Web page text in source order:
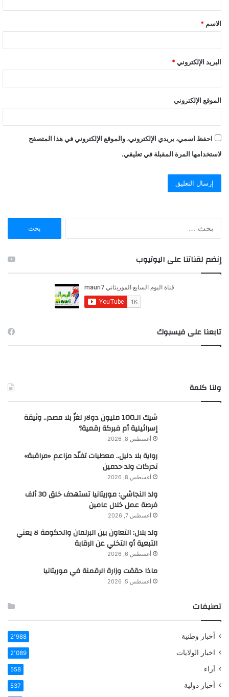
ق
*
الاسم *
البريد الإلكتروني *
الموقع الإلكتروني
احفظ اسمي، بريدي الإلكتروني، والموقع الإلكتروني في هذا المتصفح
لاستخدامها المرة المقبلة في تعليقي.
ن
:
إنضم لقناتنا على اليوتيوب
تابعنا على فيسبوك
ولنا كلمة
شيك الـ100 مليون دولار لغزٌ بلا مصدر.. وثيقة
إسرائيلية أم فبركة رقمية؟
أغسطس 8, 2026
رواية بلا دليل.. معطيات تفنّد مزاعم «مراقبة»
تحركات ولد حدمين
أغسطس 8, 2026
ولد النجاشي: موريتانيا تستهدف خلق 30 ألف
فرصة عمل خلال عامين
أغسطس 7, 2026
ولد بلال: التعاون بين البرلمان والحكومة لا يعني
التبعية أو التخلي عن الرقابة
أغسطس 6, 2026
ماذا حققت وزارة الرقمنة في موريتانيا
أغسطس 5, 2026
تصنيفات
أخبار وطنية 2٬988
اخبار الولايات 2٬089
آراء 558
أخبار دولية 537